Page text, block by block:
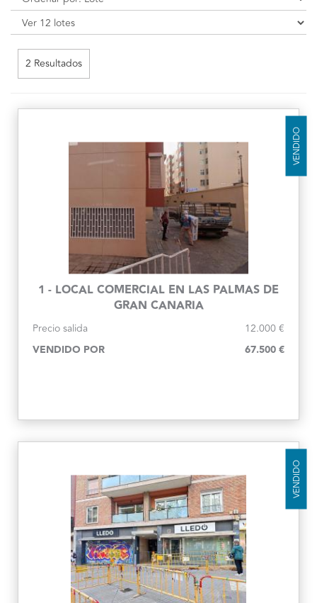
2 Resultados
VENDIDO
1 - LOCAL COMERCIAL EN LAS PALMAS DE
GRAN CANARIA
Precio salida 12.000 €
VENDIDO POR 67.500 €
VENDIDO